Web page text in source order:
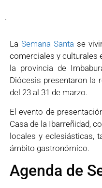
.
La Semana Santa se
comerciales y culturales
la provincia de
Diócesis presentaron la
del 23 al 31 de marzo.
El evento de
Casa de la Ibarreñidad,
locales y eclesiásticas,
ámbito gastronómico.
Agenda de